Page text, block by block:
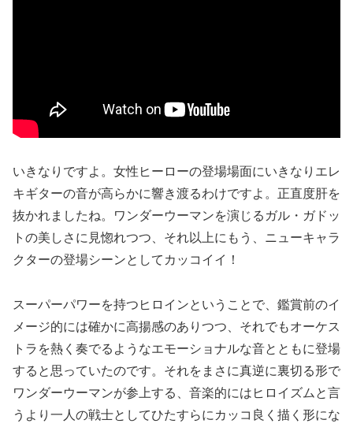
いきなりですよ。女性ヒーローの登場場面にいきなりエレ
キギターの音が高らかに響き渡るわけですよ。正直度肝を
抜かれましたね。ワンダーウーマンを演じるガル・ガドッ
トの美しさに見惚れつつ、それ以上にもう、ニューキャラ
クターの登場シーンとしてカッコイイ！
スーパーパワーを持つヒロインということで、鑑賞前のイ
メージ的には確かに高揚感のありつつ、それでもオーケス
トラを熱く奏でるようなエモーショナルな音とともに登場
すると思っていたのです。それをまさに真逆に裏切る形で
ワンダーウーマンが参上する、音楽的にはヒロイズムと言
うより一人の戦士としてひたすらにカッコ良く描く形にな